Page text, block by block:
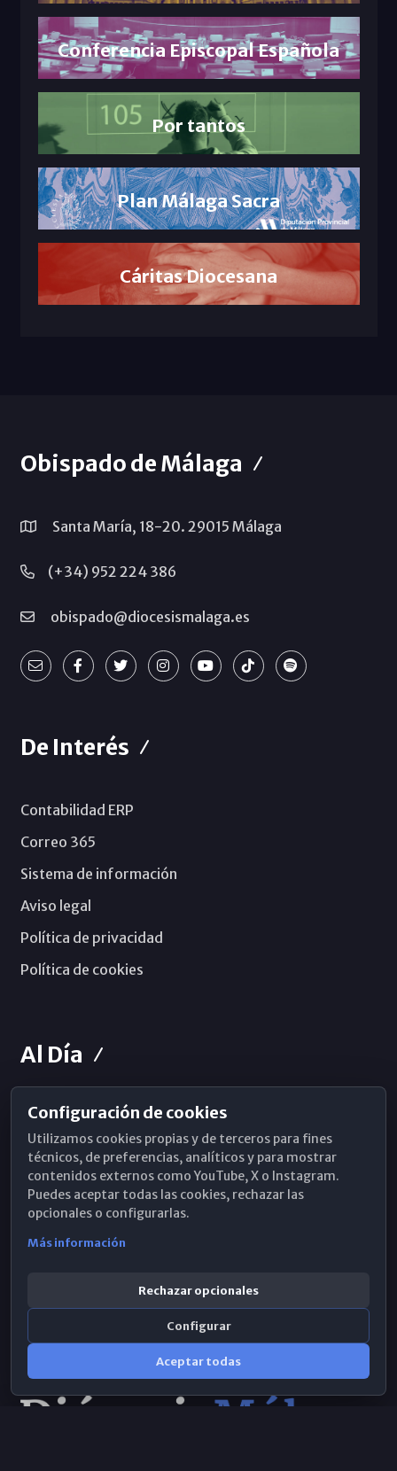
Conferencia Episcopal Española
Por tantos
Plan Málaga Sacra
Cáritas Diocesana
Obispado de Málaga
Santa María, 18-20. 29015 Málaga
(+34) 952 224 386
obispado@diocesismalaga.es
De Interés
Contabilidad ERP
Correo 365
Sistema de información
Aviso legal
Política de privacidad
Política de cookies
Al Día
Horarios de Misa
Hemeroteca
WhatsApp
Configuración de cookies
Utilizamos cookies propias y de terceros para fines
técnicos, de preferencias, analíticos y para mostrar
contenidos externos como YouTube, X o Instagram.
Puedes aceptar todas las cookies, rechazar las
opcionales o configurarlas.
Más información
Rechazar opcionales
Configurar
Aceptar todas